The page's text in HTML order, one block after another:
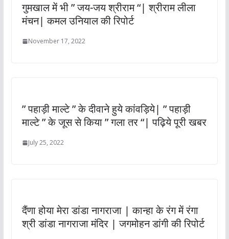
गुमखाल में भी ” जय-जय श्रीराम “| श्रीराम लीला
मंचन| कमल उनियाल की रिपोर्ट
November 17, 2022
” पहाड़ी माल्टे ” के दीवाने हुये कांवड़िये| ” पहाड़ी
माल्टे ” के जूस से किया ” गला तर “| पढ़िये पूरी खबर
July 25, 2022
दैंणा होया मेरा डांडा नागराजा | कान्हा के रंग में रंगा
श्री डांडा नागराजा मंदिर | जगमोहन डांगी की रिपोर्ट